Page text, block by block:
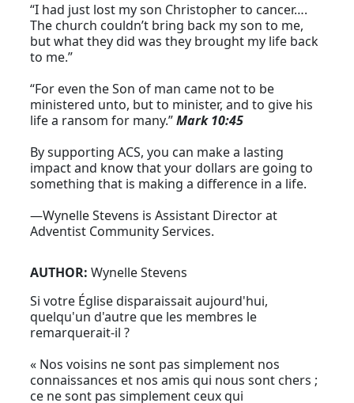
“I had just lost my son Christopher to cancer….
The church couldn’t bring back my son to me,
but what they did was they brought my life back
to me.”
“For even the Son of man came not to be
ministered unto, but to minister, and to give his
life a ransom for many.”Mark 10:45
By supporting ACS, you can make a lasting
impact and know that your dollars are going to
something that is making a difference in a life.
—Wynelle Stevens is Assistant Director at
Adventist Community Services.
AUTHOR:Wynelle Stevens
Si votre Église disparaissait aujourd'hui,
quelqu'un d'autre que les membres le
remarquerait-il ?
« Nos voisins ne sont pas simplement nos
connaissances et nos amis qui nous sont chers ;
ce ne sont pas simplement ceux qui